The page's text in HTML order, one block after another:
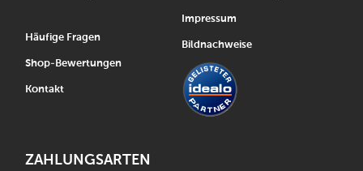
Häufige Fragen
Shop-Bewertungen
Kontakt
Impressum
Bildnachweise
ZAHLUNGSARTEN